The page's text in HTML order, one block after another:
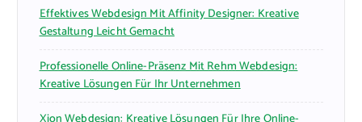
Effektives Webdesign Mit Affinity Designer: Kreative
Gestaltung Leicht Gemacht
Professionelle Online-Präsenz Mit Rehm Webdesign:
Kreative Lösungen Für Ihr Unternehmen